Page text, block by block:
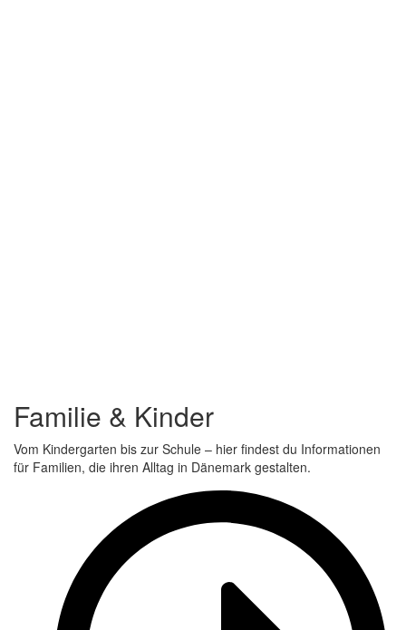
Familie & Kinder
Vom Kindergarten bis zur Schule – hier findest du Informationen
für Familien, die ihren Alltag in Dänemark gestalten.